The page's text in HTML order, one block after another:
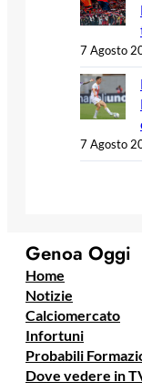
7 Agosto
7 Agosto
Genoa Oggi
Home
Notizie
Calciomercato
Infortuni
Probabili
Dove vedere in